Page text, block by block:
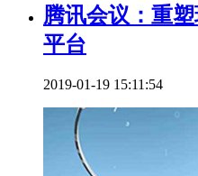
腾讯会议：重
平台
2019-01-19 15:11:54